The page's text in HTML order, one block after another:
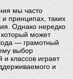
мы часто
принципах, таких
Однако нередко
может
— грамотный
выбор
классов играет
и